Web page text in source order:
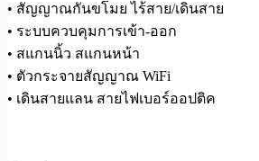
• สัญญาณกันขโมย ไร้สาย/เดินสาย
• ระบบควบคุมการเข้า-ออก
• สแกนนิ้ว สแกนหน้า
• ตัวกระจายสัญญาณ WiFi
• เดินสายแลน สายไฟเบอร์ออปติค